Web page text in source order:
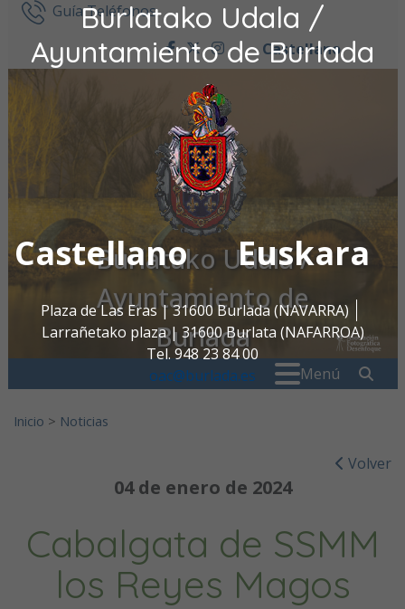
Burlatako Udala /
Ayuntamiento de Burlada
Castellano Euskara
Plaza de Las Eras | 31600 Burlada (NAVARRA)
Larrañetako plaza | 31600 Burlata (NAFARROA)
Tel. 948 23 84 00
oac@burlada.es
Ir al contenidoGuía Teléfonos
facebook
twitter
instagram
Castellano
Burlatako Udala /
Ayuntamiento de
Burlada
Menú
Inicio > Noticias
Volver
04 de enero de 2024
Cabalgata de SSMM
los Reyes Magos